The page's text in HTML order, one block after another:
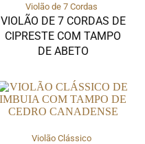
Violão de 7 Cordas
VIOLÃO DE 7 CORDAS DE
CIPRESTE COM TAMPO
DE ABETO
Violão Clássico